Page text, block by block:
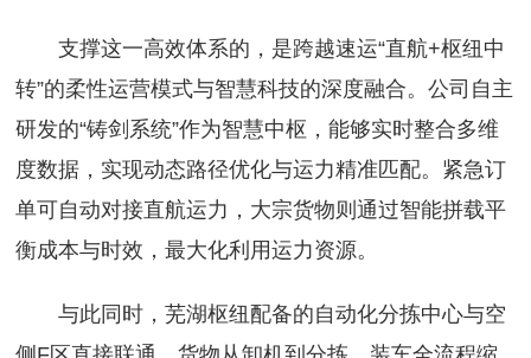
支撑这一高效体系的，是跨越速运“直航+枢纽中
转”的柔性运营模式与智慧科技的深度融合。公司自主
研发的“铸剑系统”作为智慧中枢，能够实时整合多维
度数据，实现动态路径优化与运力精准匹配。紧急订
单可自动对接直航运力，大宗货物则通过智能拼载平
衡成本与时效，最大化利用运力资源。
与此同时，芜湖枢纽配备的自动化分拣中心与空